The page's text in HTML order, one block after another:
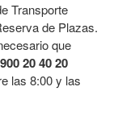
Transporte
de Plazas.
que
900 20 40 20
las 8:00 y las